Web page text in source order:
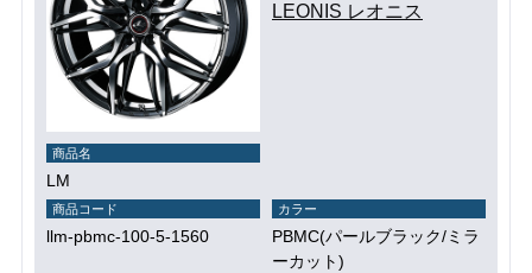
LEONIS レオニス
商品名
LM
商品コード
llm-pbmc-100-5-1560
カラー
PBMC(パールブラック/ミラ
ーカット)